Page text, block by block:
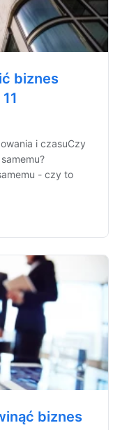
biznes
i czasuCzy
- czy to
biznes